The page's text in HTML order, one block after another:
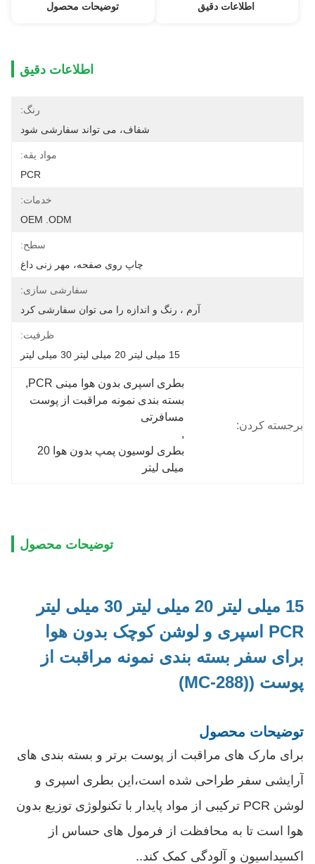
اطلاعات دقیق توضیحات محصول
اطلاعات دقیق
رنگ:
شفاف، می تواند سفارشی شود
مواد یقه:
PCR
خدمات:
OEM .ODM
سطح:
چاپ روی صفحه، مهر زنی داغ
سفارشی سازی:
آرم ، رنگ و اندازه را می توان سفارشی کرد
ظرفیت:
15 میلی لیتر 20 میلی لیتر 30 میلی لیتر
برجسته کردن:
بطری اسپری بدون هوا مینی PCR
,
مسافرتی
,
میلی لیتر
توضیحات محصول
15 میلی لیتر 20 میلی لیتر 30 میلی لیتر
PCR اسپری و لوشن کوچک بدون هوا
برای سفر بسته بندی نمونه مراقبت از
پوست ((MC-288)
توضیحات محصول
برای مارک های مراقبت از پوست برتر و بسته بندی های
آرایشی سفر طراحی شده است،این بطری اسپری و
لوشن PCR ترکیبی از مواد پایدار با تکنولوژی توزیع بدون
هوا است تا به محافظت از فرمول های حساس از
اکسیداسیون و آلودگی کمک کند..